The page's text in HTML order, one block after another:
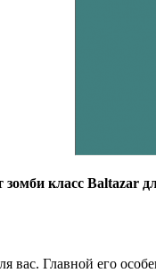
класс Baltazar
Главной его